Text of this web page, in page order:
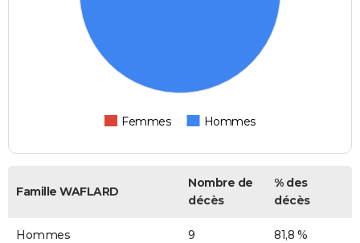
Femmes Hommes
Famille WAFLARD
Nombre de
décès
% des
décès
Hommes 9 81,8 %